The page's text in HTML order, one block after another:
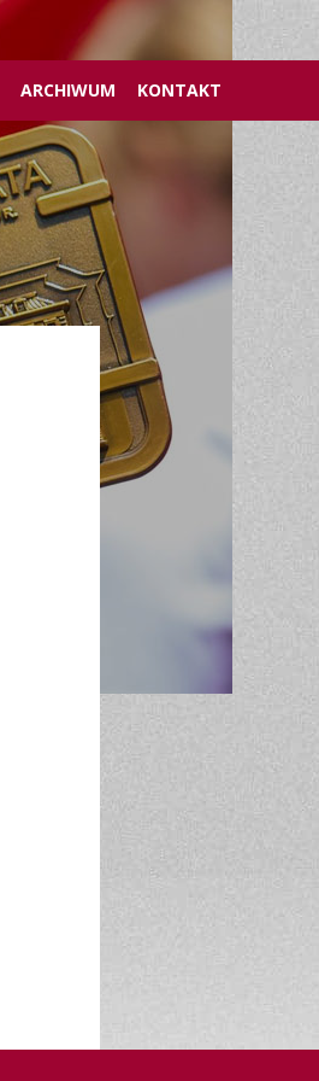
ARCHIWUM KONTAKT